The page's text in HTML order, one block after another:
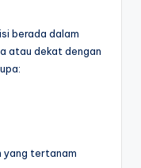
berada dalam
atau dekat dengan
yang tertanam